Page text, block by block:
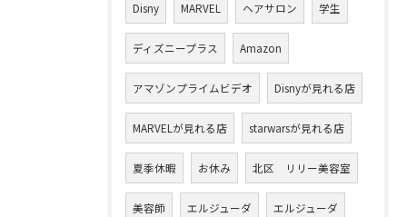
Disny MARVEL ヘアサロン 学生
ディズニープラス Amazon
アマゾンプライムビデオ Disnyが見れる店
MARVELが見れる店 starwarsが見れる店
夏季休暇 お休み 北区 リリー美容室
美容師 エルジューダ エルジューダ